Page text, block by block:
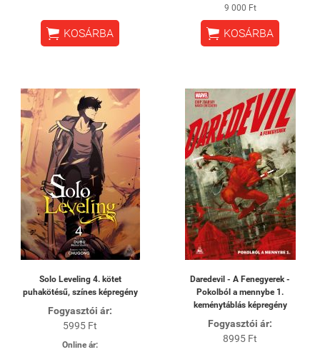
 KOSÁRBA
9 000 Ft
 KOSÁRBA
Solo Leveling 4. kötet
puhakötésű, színes képregény
Fogyasztói ár:
5995 Ft
Online ár:
Daredevil - A Fenegyerek -
Pokolból a mennybe 1.
keménytáblás képregény
Fogyasztói ár:
8995 Ft